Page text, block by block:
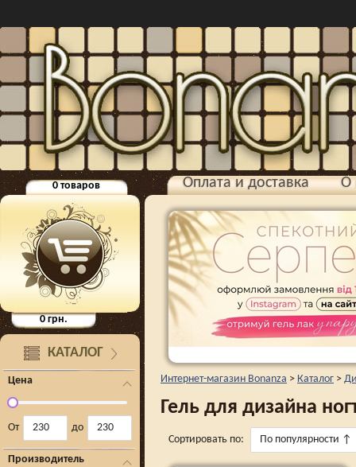
0товаров
0грн.
КАТАЛОГ
Цена
От до
Производитель
Оплата и доставка О
Интернет-магазин Bonanza > Каталог >
Гель для дизайна
Сортировать по: По популярности ↑